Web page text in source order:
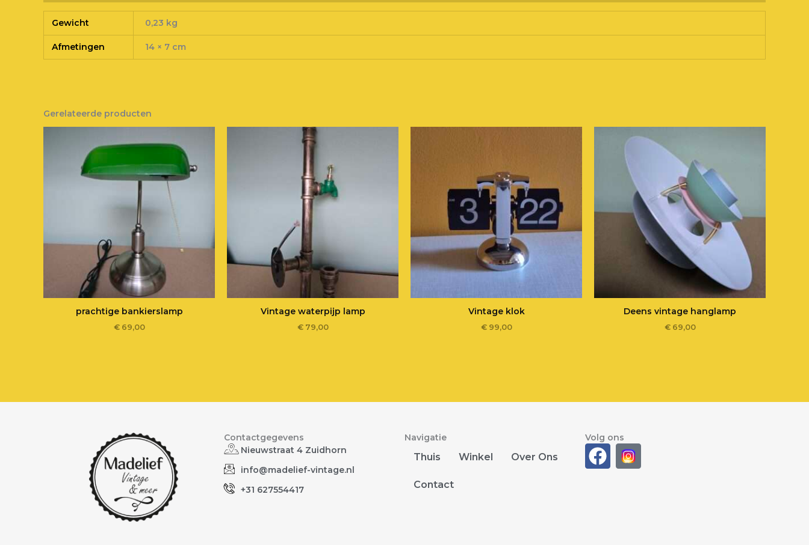
Gewicht 0,23 kg
Afmetingen 14 × 7 cm
Gerelateerde producten
prachtige bankierslamp
€69,00
Vintage waterpijp lamp
€79,00
Vintage klok
€99,00
Deens vintage hanglamp
€69,00
Contactgegevens
Nieuwstraat 4 Zuidhorn
info@madelief-vintage.nl
+31 627554417
Navigatie
Thuis Winkel Over Ons
Contact
Volg ons
F
a